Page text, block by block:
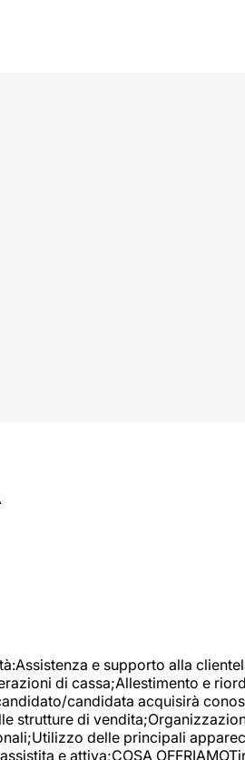
e supporto alla
di cassa;Allestimento e
candidata acquisirà
strutture di
delle principali
e attiva;COSA